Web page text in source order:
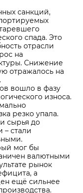
санкций,
спада. Это
отрасли
на
Снижение
отражалось на
вошло в фазу
износа.
резко упала.
сырья до
– стали
мог бы
валютными
рынок
а
ещё сильнее